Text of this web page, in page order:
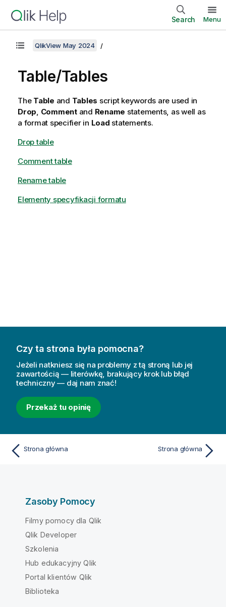
Search Menu
QlikView May 2024
Table/Tables
The Table and Tables script keywords are used in
Drop, Commentand Rename statements, as well as
a format specifier in Load statements.
Drop table
Comment table
Rename table
Elementy specyfikacji formatu
Czy ta strona była pomocna?
Jeżeli natkniesz się na problemy z tą stroną lub jej
zawartością — literówkę, brakujący krok lub błąd
techniczny — daj nam znać!
Przekaż tu opinię
Strona główna Strona główna
Zasoby Pomocy
Filmy pomocy dla Qlik
Qlik Developer
Szkolenia
Hub edukacyjny Qlik
Portal klientów Qlik
Biblioteka